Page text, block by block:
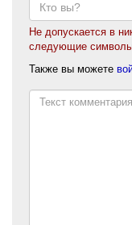
Не допускается в
следующие
Также вы можете